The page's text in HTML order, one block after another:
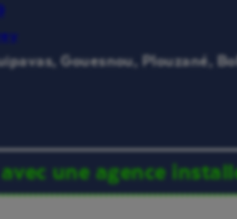
Gouesnou, Plouzané,
une agence